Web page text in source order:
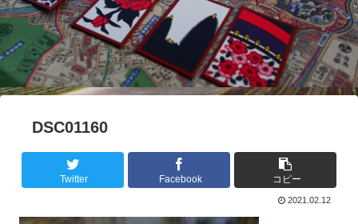
DSC01160
Twitter Facebook コピー
2021.02.12